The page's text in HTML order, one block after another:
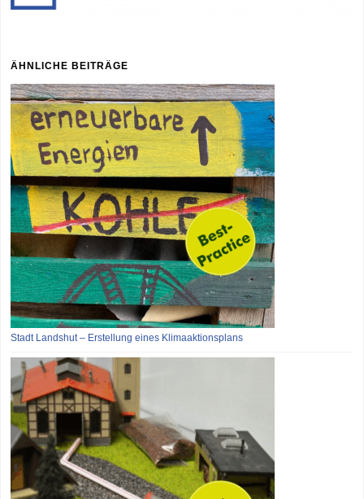
ÄHNLICHE BEITRÄGE
Stadt Landshut – Erstellung eines Klimaaktionsplans